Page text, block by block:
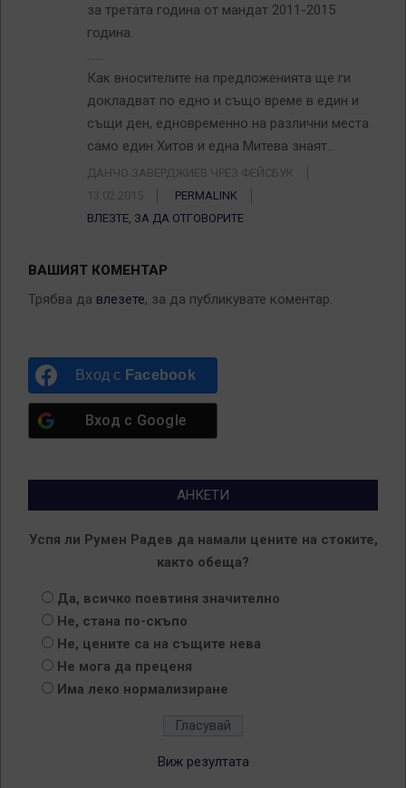
за третата година от мандат 2011-2015
година.
……
Как вносителите на предложенията ще ги
докладват по едно и също време в един и
същи ден, едновременно на различни места
само един Хитов и една Митева знаят…
ДАНЧО ЗАВЕРДЖИЕВ ЧРЕЗ ФЕЙСБУК
13.02.2015
PERMALINK
ВЛЕЗТЕ, ЗА ДА ОТГОВОРИТЕ
ВАШИЯТ КОМЕНТАР
Трябва да влезете, за да публикувате коментар.
Вход с Facebook
Вход с Google
АНКЕТИ
Успя ли Румен Радев да намали цените на стоките,
както обеща?
Да, всичко поевтиня значително
Не, стана по-скъпо
Не, цените са на същите нева
Не мога да преценя
Има леко нормализиране
Виж резултата